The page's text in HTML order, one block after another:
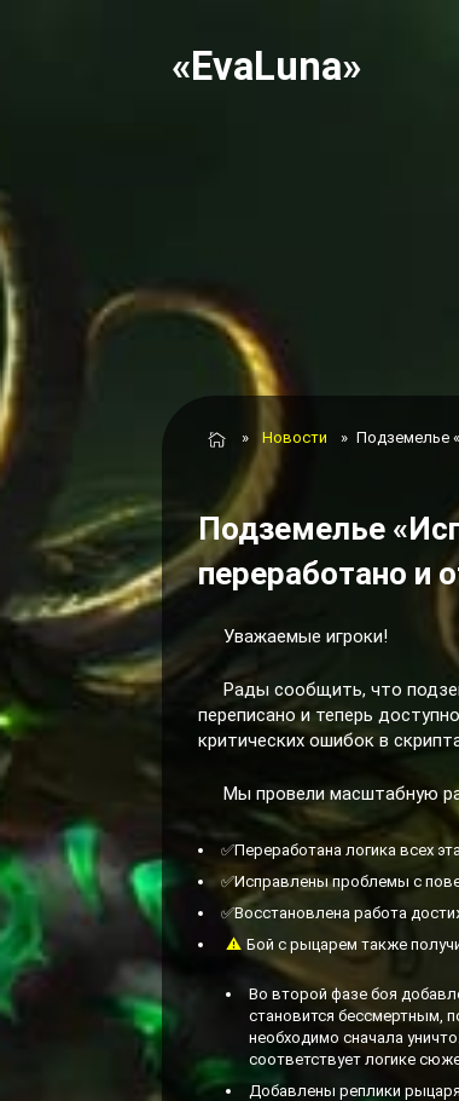
«EvaLuna»
» Новости » Подземелье
Подземелье
переработано и
Уважаемые игроки!
Рады сообщить, что
переписано и теперь
критических ошибок в
Мы провели масштабную
✅Переработана логика всех
✅Исправлены проблемы с
✅Восстановлена работа
⚠ Бой с рыцарем также
Во второй фазе боя
становится бессмертным,
необходимо сначала
соответствует логике
Добавлены реплики